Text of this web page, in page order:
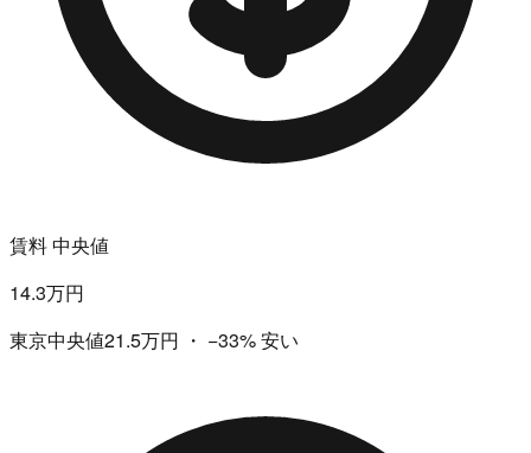
賃料 中央値
14.3万円
東京中央値21.5万円 ・ −33%安い